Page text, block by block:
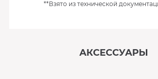
**Взято из технической
АКСЕССУАРЫ